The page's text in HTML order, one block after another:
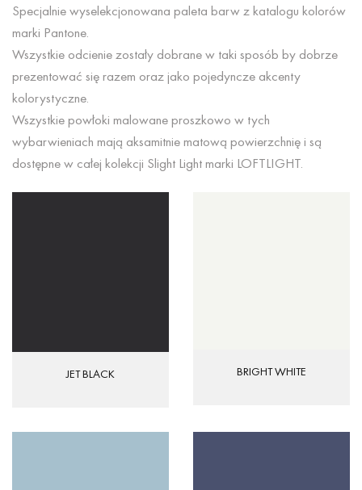
Specjalnie wyselekcjonowana paleta barw z katalogu kolorów
marki Pantone.
Wszystkie odcienie zostały dobrane w taki sposób by dobrze
prezentować się razem oraz jako pojedyncze akcenty
kolorystyczne.
Wszystkie powłoki malowane proszkowo w tych
wybarwieniach mają aksamitnie matową powierzchnię i są
dostępne w całej kolekcji Slight Light marki LOFTLIGHT.
JET BLACK BRIGHT WHITE